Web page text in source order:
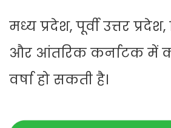
मध्य प्रदेश, पूर्वी उत्तर
और आंतरिक कर्नाटक में
वर्षा हो सकती है।